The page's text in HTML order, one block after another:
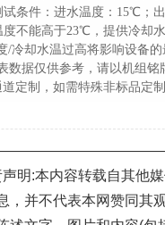
试条件：进⽔温度：15℃；
度不能高于23℃，提供冷却
/冷却水温过高将影响设备的
数据仅供参考，请以机组铭
定制，如需特殊⾮标品定
声明:本内容转载自其他
，并不代表本网赞同其